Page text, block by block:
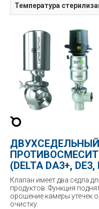
Температура
ДВУХСЕДЕЛЬНЫЙ
(DELTA DA3+,
Клапан имеет два седла
продуктов. Функция
орошение камеры утечек
очистку.